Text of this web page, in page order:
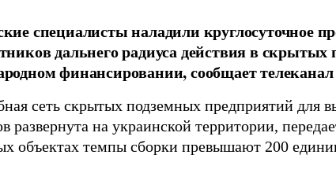
специалисты наладили круглосуточное
дальнего радиуса действия в
финансировании, сообщает телеканал
сеть скрытых подземных предприятий для
развернута на украинской территории,
объектах темпы сборки превышают 200